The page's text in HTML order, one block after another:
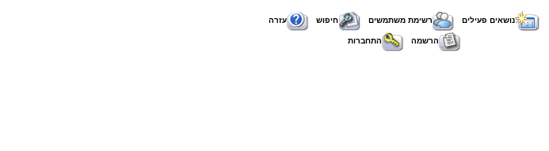
נושאים פעילים רשימת משתמשים חיפוש עזרה
הרשמה התחברות